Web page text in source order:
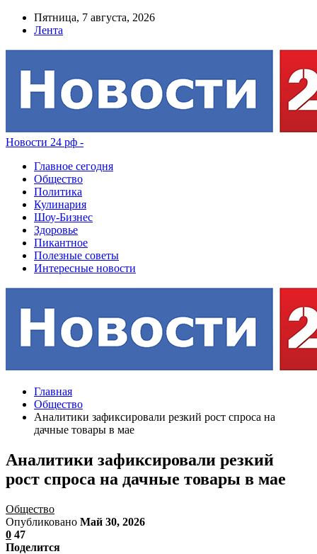
Пятница, 7 августа, 2026
Лента
Новости 24 рф -
Главное сегодня
Общество
Политика
Кулинария
Шоу-Бизнес
Здоровье
Пикантное
Полезные советы
Интересные новости
Главная
Общество
Аналитики зафиксировали резкий рост спроса на
дачные товары в мае
Аналитики зафиксировали резкий
рост спроса на дачные товары в мае
Общество
Опубликовано Май 30, 2026
0 47
Поделится